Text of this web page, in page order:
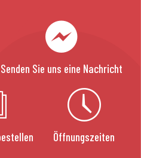
Senden Sie uns eine Nachricht
Öffnungszeiten